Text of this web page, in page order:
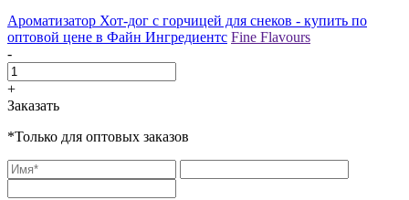
Ароматизатор Хот-дог с горчицей для снеков - купить по
оптовой цене в Файн Ингредиентс Fine Flavours
-
+
Заказать
*Только для оптовых заказов